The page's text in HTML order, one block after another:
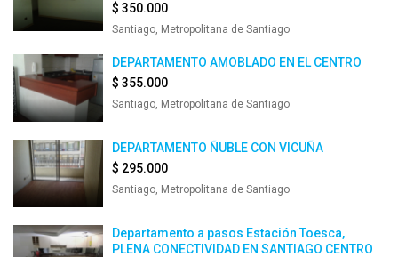
$ 350.000
Santiago, Metropolitana de Santiago
DEPARTAMENTO AMOBLADO EN EL CENTRO
$ 355.000
Santiago, Metropolitana de Santiago
DEPARTAMENTO ÑUBLE CON VICUÑA
$ 295.000
Santiago, Metropolitana de Santiago
Departamento a pasos Estación Toesca,
PLENA CONECTIVIDAD EN SANTIAGO CENTRO